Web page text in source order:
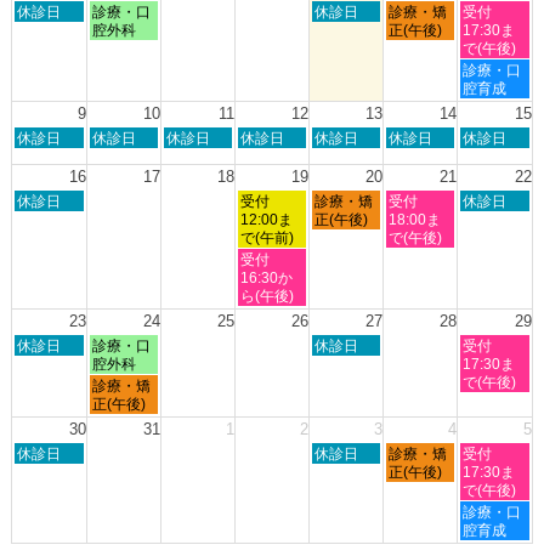
月
27th
月
1st
2026
日
2nd
休診日
月
曜
3rd
診療・口
腔外科
木
6th
休診日
金
曜
7th
診療・矯
正(午後)
土
曜
日,
8
月
8th
受付
17:30ま
で(午後)
土
曜
日,
月
診療・口
腔育成
9 10 11 12 13 14 15
日
8
月
休診日
月
休診日
火
休診日
水
8
月
12th
2026
休診日
木
8
月
13th
休診日
金
8
月
14th
2026
休診日
土
8
月
休診日
16 17 18 19 20 21 22
日
2026
休診日
水
曜
日,
8
月
19th
2026
受付
12:00ま
で(午前)
木
曜
2026
診療・矯
正(午後)
金
曜
日,
2026
受付
18:00ま
で(午後)
土
2026
休診日
水
曜
日,
8
受付
16:30か
ら(午後)
23 24 25 26 27 28 29
日
月
2026
休診日
月
曜
日,
8
月
診療・口
腔外科
木
月
2026
休診日
土
曜
日,
月
2026
受付
17:30ま
で(午後)
月
曜
日,
診療・矯
正(午後)
30 31 1 2 3 4 5
日
30th
休診日
木
3rd
休診日
金
曜
4th
診療・矯
正(午後)
土
曜
日,
9
月
5th
受付
17:30ま
で(午後)
土
曜
日,
診療・口
腔育成